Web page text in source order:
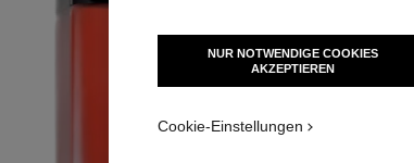
- Standardansicht
- Alternative Ansicht 1
- Ansicht der grundlegenden Textur
NUR NOTWENDIGE COOKIES
AKZEPTIEREN
Cookie-Einstellungen